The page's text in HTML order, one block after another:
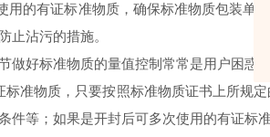
的有证标准物质，确保标准物质包装单元
止沾污的措施。
好标准物质的量值控制常常是用户困惑
物质，只要按照标准物质证书上所规定
件等；如果是开封后可多次使用的有证标